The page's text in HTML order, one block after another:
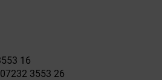
16
07232 3553 26